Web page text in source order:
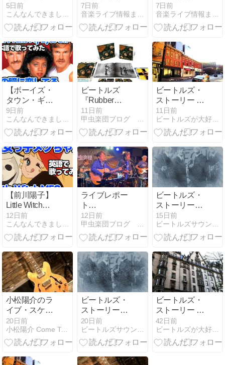
イアー】九月
（September）
【日本語で歌
5日前
こんなんできましたけど。
リリース情報
(2026年8月)
7日前
音楽ライブ情報まとめ
定 & ライブ情
報 (2026年8
月)
7日前
音楽ライブ情報まとめ
【ボーイズ・
タウン・ギャ
ング】君の瞳
に恋してる
（Can’t Take
You）【日本
語で歌ってみ
た】
9日前
こんなんできましたけど。
ビートルズ
『Rubber
Soul』2026ス
ペシャル・エ
ディション発
違い・特典を
整理
11日前
甲虫楽団ブログ ビートルズ×演奏
ビートルズ・
ストーリー ５
５６ ジョン、
ヨーコと別れ
ロスへ行く
11日前
ビートルズが大好きなオヤジ
【前川陽子】
Little Witch
Meg（魔女っ
子メグちゃ
ん）【英語で
12日前
こんなんできましたけど。
ライブレポー
ト
「『Revolver』
リリース60周
年記念&青盤
ン」2026年7
月26日
12日前
甲虫楽団ブログ ビートルズ×演奏
ビートルズ・
ストーリー
（アルバム
「ザ・ビート
ルズ（ホワイ
ム）」発売後
～10枚目のア
ルバム「イエ
ロー・サブマ
リン」発売）
15日前
ビートルズサウンドを考えてみる
小松陽介のラ
イブ・スケジ
ュール 2026年
8月
20日前
小松陽介 Come Together
ビートルズ・
ストーリー
（アルバム
「マジカル・
ミステリー・
後～9枚目の
20日前
ビートルズ・
ストーリー ５
５５ ジョンと
ヨーコ、アメ
リカ永住権取
42日前
ビートルズが大好きなオヤジ